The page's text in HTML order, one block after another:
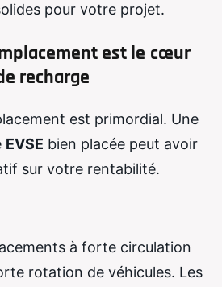
pour votre projet.
est le cœur
recharge
est primordial. Une
EVSE bien placée peut avoir
sur votre rentabilité.
à forte circulation
rotation de véhicules. Les